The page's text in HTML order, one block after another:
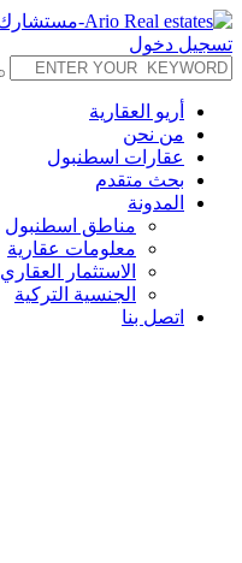
تسجيل دخول
أريو العقارية
من نحن
عقارات اسطنبول
بحث متقدم
المدونة
مناطق اسطنبول
معلومات عقارية
الاستثمار العقاري
الجنسية التركية
اتصل بنا